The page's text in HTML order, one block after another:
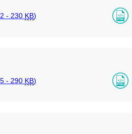
- 230 KB)
- 290 KB)